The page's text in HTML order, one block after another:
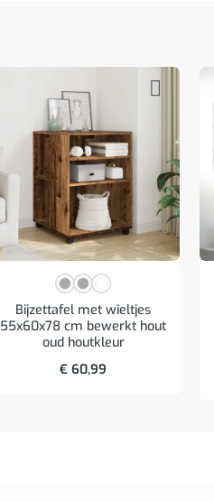
Bijzettafel met wieltjes
55x60x78 cm bewerkt hout
oud houtkleur
€ 60,99